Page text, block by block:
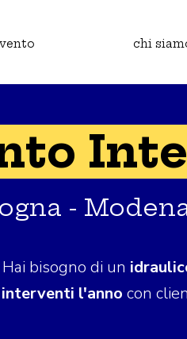
chi
-
bisogno di un
l'anno con